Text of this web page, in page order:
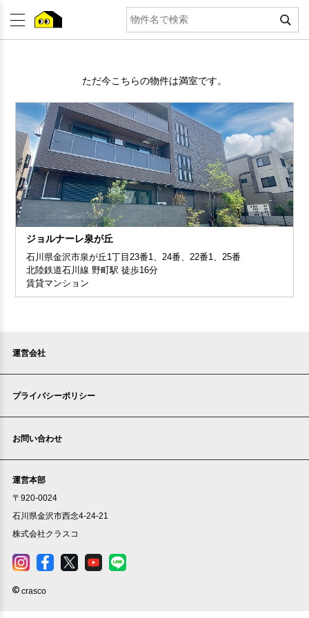
ただ今こちらの物件は満室です。
ジョルナーレ泉が丘
石川県金沢市泉が丘1丁目23番1、24番、22番1、25番
北陸鉄道石川線 野町駅 徒歩16分
賃貸マンション
運営会社
プライバシーポリシー
お問い合わせ
運営本部
〒920-0024
石川県金沢市西念4-24-21
株式会社クラスコ
crasco